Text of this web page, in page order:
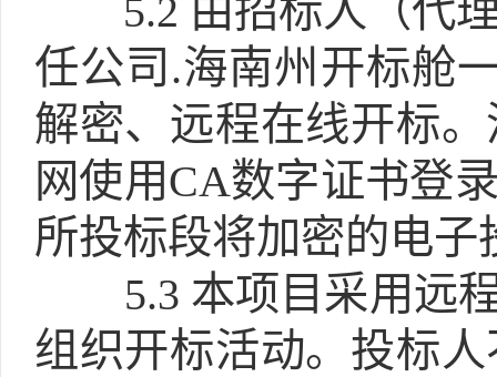
5.2 由招标人（代
任公司.海南州开标舱
解密、远程在线开标
网使用CA数字证书登
所投标段将加密的电子
5.3 本项目采用远
组织开标活动。投标